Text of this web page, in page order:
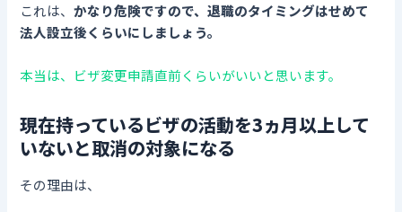
これは、かなり危険ですので、退職のタイミングはせめて
法人設立後くらいにしましょう。
本当は、ビザ変更申請直前くらいがいいと思います。
現在持っているビザの活動を3ヵ月以上して
いないと取消の対象になる
その理由は、